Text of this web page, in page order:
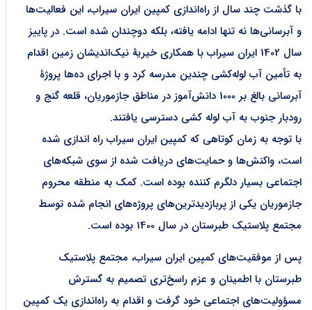
با گذشت چند سال از راه‌اندازی کمپین ایران سیراب، این فعالیت‌ها
و آبرسانی‌ها نه تنها ادامه یافته، بلکه دوچندان شده است. در پاییز
سال 1402 ایران سیراب با همکاری خیریۀ نیک‌اندیشان زمین اقدام
به تأمین آب لوله‌کشی چندین مدرسه کرد و با اجرای ده‌ها پروژۀ
آبرسانی بالغ بر 1000 دانش‌آموز در مناطق جازموریان، قلعه گنج و
رودبار جنوب به آب لوله کشی دسترسی یافتند.
با توجه به زمان کوتاهی که کمپین ایران سیراب راه اندازی شده
است، واکنش‌ها و حمایت‌های دریافت شده از سوی شبکه‌های
اجتماعی بسیار دلگرم کننده بوده است. کمک به منطقه محروم
جازموریان یکی از پربازدیدترین‌های پروژه‌های انجام شده توسط
مجتمع پلاستیک طبرستان در سال 1400 بوده است.
پس از موفقیت‌های کمپین ایران سیراب، مجتمع پلاستیک
طبرستان با اطمینان و عزم راسخ‌تری تصمیم به گسترش
مسؤولیت‌های اجتماعی خود گرفت و اقدام به راه‌اندازی یک کمپین